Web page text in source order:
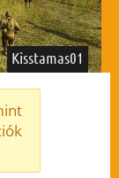
Kisstamas01